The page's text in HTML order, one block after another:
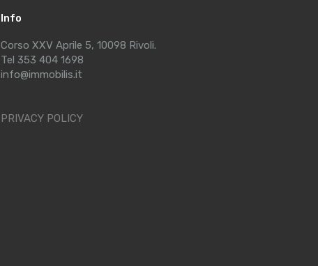
Info
Corso XXV Aprile 5, 10098 Rivoli.
Tel 353 404 1698
info@immobilis.it
PRIVACY POLICY